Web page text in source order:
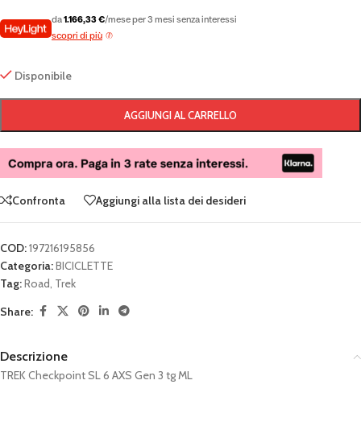
da1.166,33 €/mese per 3 mesi senza interessi
scopri di più
Disponibile
AGGIUNGI AL CARRELLO
Confronta Aggiungi alla lista dei desideri
COD:197216195856
Categoria:BICICLETTE
Tag:Road, Trek
Share:
Descrizione
TREK Checkpoint SL 6 AXS Gen 3 tg ML